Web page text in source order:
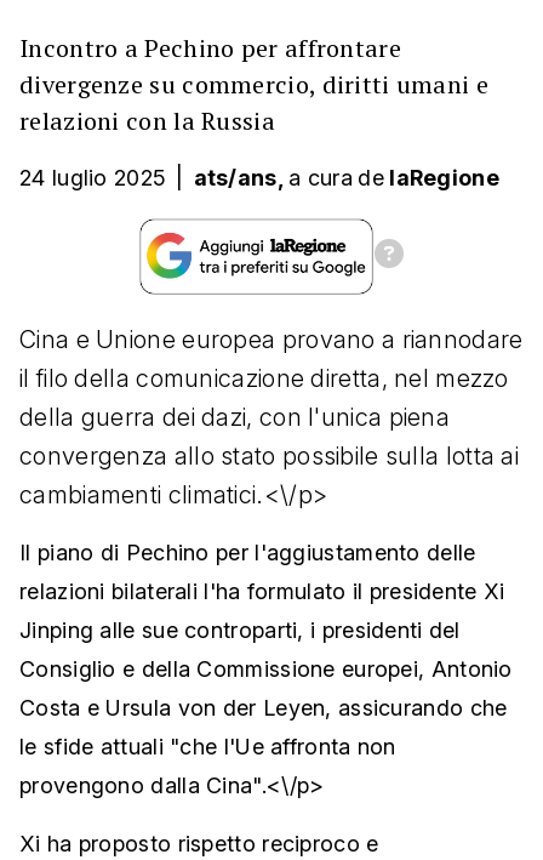
Incontro a Pechino per affrontare
divergenze su commercio, diritti umani e
relazioni con la Russia
24 luglio 2025 ats/ans, a cura de laRegione
Cina e Unione europea provano a riannodare
il filo della comunicazione diretta, nel mezzo
della guerra dei dazi, con l'unica piena
convergenza allo stato possibile sulla lotta ai
cambiamenti climatici.<\/p>
Il piano di Pechino per l'aggiustamento delle
relazioni bilaterali l'ha formulato il presidente Xi
Jinping alle sue controparti, i presidenti del
Consiglio e della Commissione europei, Antonio
Costa e Ursula von der Leyen, assicurando che
le sfide attuali "che l'Ue affronta non
provengono dalla Cina".<\/p>
Xi ha proposto rispetto reciproco e